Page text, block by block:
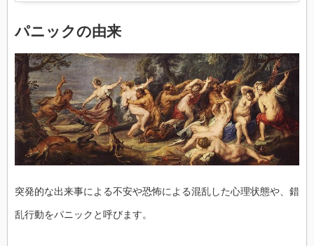
パニックの由来
突発的な出来事による不安や恐怖による混乱した心理状態や、錯
乱行動をパニックと呼びます。